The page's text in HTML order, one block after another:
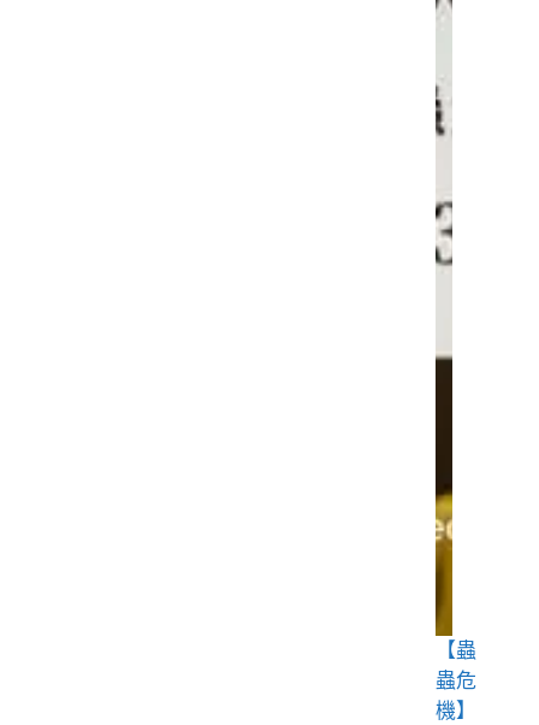
【蟲
蟲危
機】